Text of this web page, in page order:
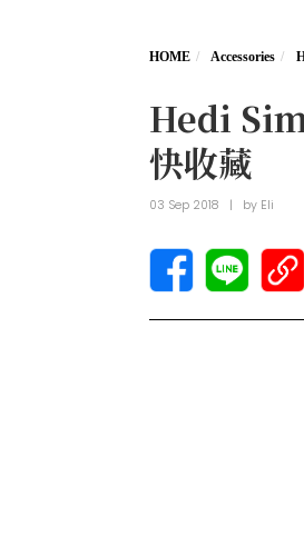
HOME Accessories
Hedi
快收藏
03 Sep 2018 | by Eli